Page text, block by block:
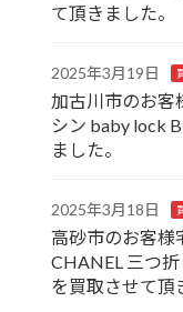
て頂きました。
2025年3月19日
加古川市のお客
シン baby lock
ました。
2025年3月18日
高砂市のお客様
CHANEL 三つ
を買取させて頂